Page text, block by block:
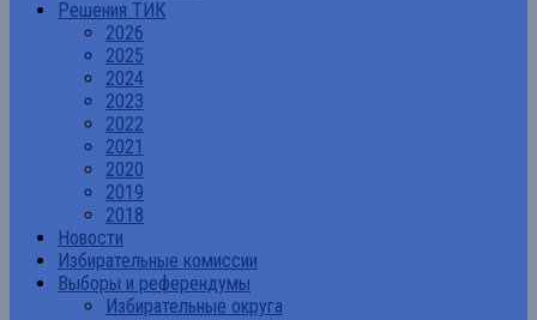
Решения ТИК
2026
2025
2024
2023
2022
2021
2020
2019
2018
Новости
Избирательные комиссии
Выборы и референдумы
Избирательные округа